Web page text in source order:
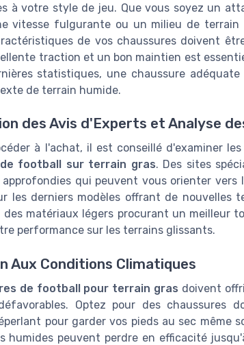
à votre style de jeu. Que vous soyez un
vitesse fulgurante ou un milieu de
de vos chaussures doivent
traction et un bon maintien est
statistiques, une chaussure
de terrain humide.
des Avis d'Experts et Analyse
à l'achat, il est conseillé d'examiner
football sur terrain gras. Des sites
approfondies qui peuvent vous orienter
les derniers modèles offrant de nouvelles
matériaux légers procurant un meilleur
performance sur les terrains glissants.
Aux Conditions Climatiques
de football pour terrain gras doivent
Optez pour des chaussures
pour garder vos pieds au sec même
humides peuvent perdre en efficacité